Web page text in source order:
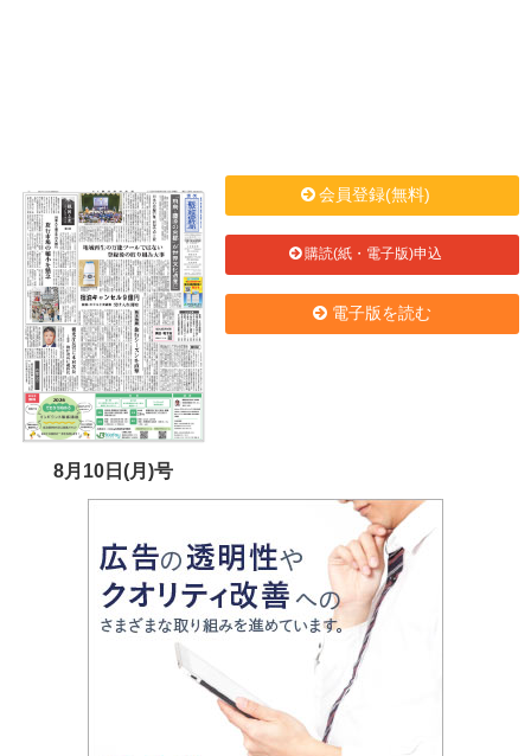
8月10日(月)号
会員登録(無料)
購読(紙・電子版)申込
電子版を読む